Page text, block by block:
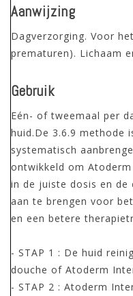
Aanwijzing
Dagverzorging. Voor
prematuren). Lichaam
Gebruik
Eén- of tweemaal per
huid.De 3.6.9 methode
systematisch
ontwikkeld om
in de juiste dosis en de
aan te brengen voor
en een betere
- STAP 1 : De huid
douche of Atoderm
- STAP 2 : Atoderm